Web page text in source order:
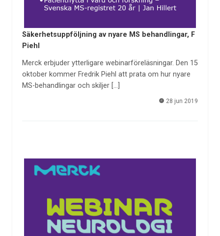
Säkerhetsuppföljning av nyare MS behandlingar, F
Piehl
Merck erbjuder ytterligare webinarföreläsningar. Den 15
oktober kommer Fredrik Piehl att prata om hur nyare
MS-behandlingar och skiljer […]
28 jun 2019